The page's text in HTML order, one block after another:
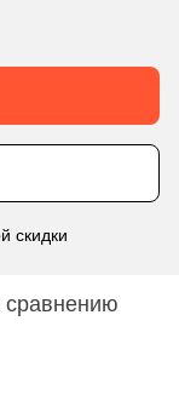
скидки
сравнению